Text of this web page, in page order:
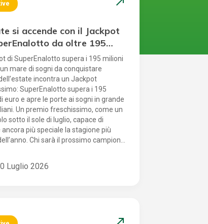
si accende con il Jackpot
da oltre 195
di euro
di SuperEnalotto supera i 195 milioni
mare di sogni da conquistare
dell’estate incontra un Jackpot
SuperEnalotto supera i 195
euro e apre le porte ai sogni in grande
Un premio freschissimo, come un
sotto il sole di luglio, capace di
più speciale la stagione più
Chi sarà il prossimo campione
da ricordare?
Luglio 2026
north_east